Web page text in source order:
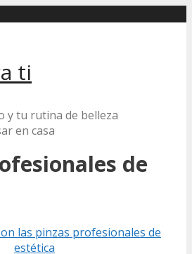
ti
y tu rutina de belleza
en casa
de